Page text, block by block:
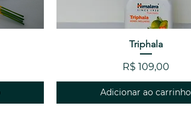
Visualização rápida
Triphala
Preço
R$ 109,00
Adicionar ao carrinho